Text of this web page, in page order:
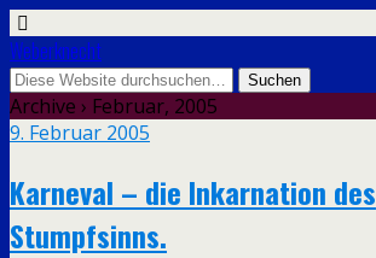
Weberknecht
Archive › Februar, 2005
9. Februar 2005
Karneval – die Inkarnation des
Stumpfsinns.